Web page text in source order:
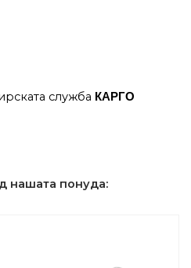
служба КАРГО
нашата понуда: